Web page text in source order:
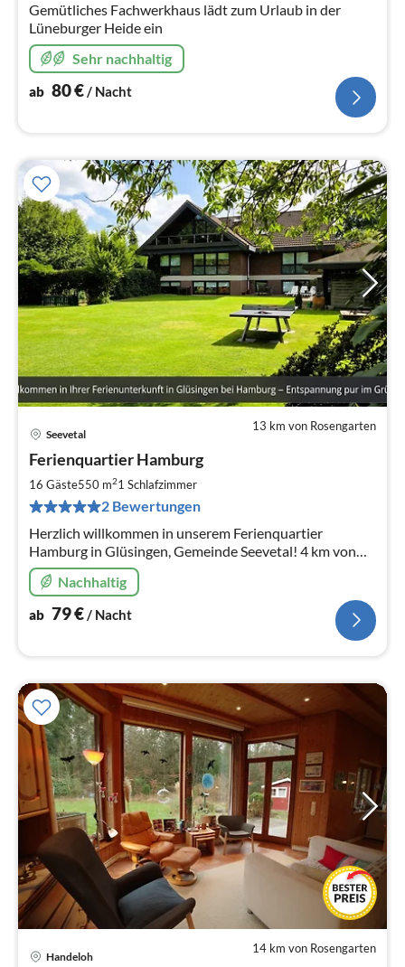
Gemütliches Fachwerkhaus lädt zum Urlaub in der
Lüneburger Heide ein
Sehr nachhaltig
ab 80€/ Nacht
13 km von Rosengarten
Seevetal
Ferienquartier Hamburg
16 Gäste550 m21 Schlafzimmer
2 Bewertungen
Herzlich willkommen in unserem Ferienquartier
Hamburg in Glüsingen, Gemeinde Seevetal! 4 km von
der Stadtgrenze Hamburgs entfernt.
Nachhaltig
ab 79€ / Nacht
14 km von Rosengarten
Handeloh